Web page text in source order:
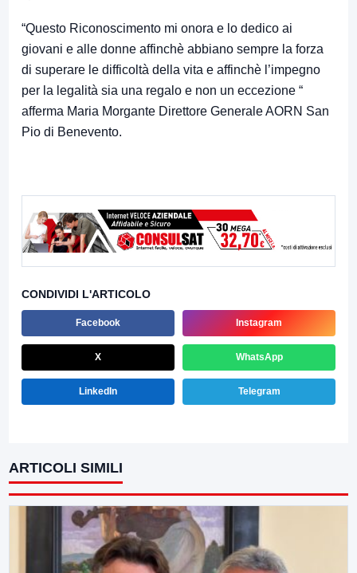
“Questo Riconoscimento mi onora e lo dedico ai
giovani e alle donne affinchè abbiano sempre la forza
di superare le difficoltà della vita e affinchè l’impegno
per la legalità sia una regalo e non un eccezione “
afferma Maria Morgante Direttore Generale AORN San
Pio di Benevento.
CONDIVIDI L'ARTICOLO
Facebook Instagram
X WhatsApp
LinkedIn Telegram
ARTICOLI SIMILI